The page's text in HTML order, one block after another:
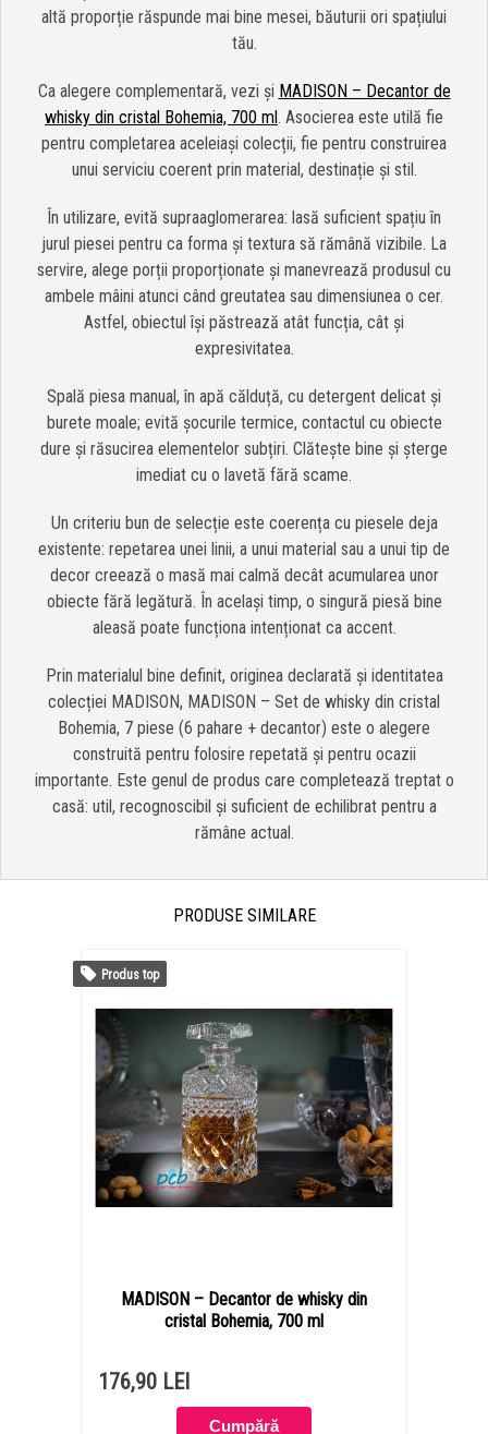
altă proporție răspunde mai bine mesei, băuturii ori spațiului
tău.
Ca alegere complementară, vezi și MADISON – Decantor de
whisky din cristal Bohemia, 700 ml. Asocierea este utilă fie
pentru completarea aceleiași colecții, fie pentru construirea
unui serviciu coerent prin material, destinație și stil.
În utilizare, evită supraaglomerarea: lasă suficient spațiu în
jurul piesei pentru ca forma și textura să rămână vizibile. La
servire, alege porții proporționate și manevrează produsul cu
ambele mâini atunci când greutatea sau dimensiunea o cer.
Astfel, obiectul își păstrează atât funcția, cât și
expresivitatea.
Spală piesa manual, în apă călduță, cu detergent delicat și
burete moale; evită șocurile termice, contactul cu obiecte
dure și răsucirea elementelor subțiri. Clătește bine și șterge
imediat cu o lavetă fără scame.
Un criteriu bun de selecție este coerența cu piesele deja
existente: repetarea unei linii, a unui material sau a unui tip de
decor creează o masă mai calmă decât acumularea unor
obiecte fără legătură. În același timp, o singură piesă bine
aleasă poate funcționa intenționat ca accent.
Prin materialul bine definit, originea declarată și identitatea
colecției MADISON, MADISON – Set de whisky din cristal
Bohemia, 7 piese (6 pahare + decantor) este o alegere
construită pentru folosire repetată și pentru ocazii
importante. Este genul de produs care completează treptat o
casă: util, recognoscibil și suficient de echilibrat pentru a
rămâne actual.
PRODUSE SIMILARE
MADISON – Decantor de whisky din
cristal Bohemia, 700 ml
176,90 LEI
Produs top